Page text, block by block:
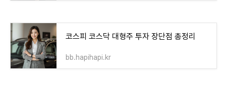
코스피 코스닥 대형주 투자 장단점 총정리
bb.hapihapi.kr